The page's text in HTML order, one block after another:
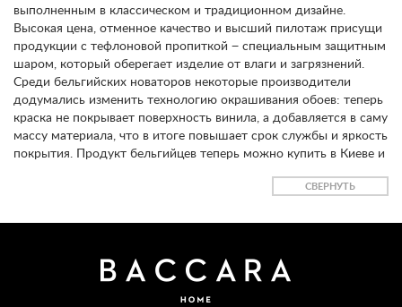
выполненным в классическом и традиционном дизайне.
Высокая цена, отменное качество и высший пилотаж присущи
продукции с тефлоновой пропиткой − специальным защитным
шаром, который оберегает изделие от влаги и загрязнений.
Среди бельгийских новаторов некоторые производители
додумались изменить технологию окрашивания обоев: теперь
краска не покрывает поверхность винила, а добавляется в саму
массу материала, что в итоге повышает срок службы и яркость
покрытия. Продукт бельгийцев теперь можно купить в Киеве и
СВЕРНУТЬ